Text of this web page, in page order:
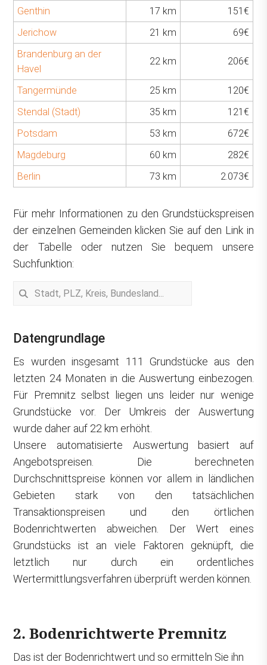
Genthin 17 km
151€
Jerichow
21 km
69€
Brandenburg an der
Havel
22 km 206€
Tangermünde 25 km
120€
Stendal (Stadt)
35 km
121€
Potsdam
53 km
672€
Magdeburg
60 km
282€
Berlin
73 km 2.073€
Für mehr Informationen zu den Grundstückspreisen
der einzelnen Gemeinden klicken Sie auf den Link in
der Tabelle oder nutzen Sie bequem unsere
Suchfunktion:
Datengrundlage
Es wurden insgesamt 111 Grundstücke aus den
letzten 24 Monaten in die Auswertung einbezogen.
Für Premnitz selbst liegen uns leider nur wenige
Grundstücke vor. Der Umkreis der Auswertung
wurde daher auf 22 km erhöht.
Unsere automatisierte Auswertung basiert auf
Angebotspreisen. Die berechneten
Durchschnittspreise können vor allem in ländlichen
Gebieten stark von den tatsächlichen
Transaktionspreisen und den örtlichen
Bodenrichtwerten abweichen. Der Wert eines
Grundstücks ist an viele Faktoren geknüpft, die
letztlich nur durch ein ordentliches
Wertermittlungsverfahren überprüft werden können.
2. Bodenrichtwerte Premnitz
Das ist der Bodenrichtwert und so ermitteln Sie ihn